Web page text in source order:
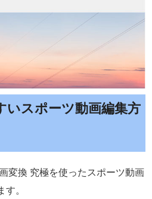
いスポーツ動画編集方
変換 究極を使ったスポーツ動画
。